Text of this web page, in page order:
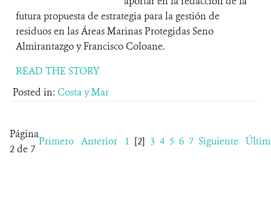
futura propuesta de estrategia para la gestión de
residuos en las Áreas Marinas Protegidas Seno
Almirantazgo y Francisco Coloane.
READ THE STORY
Posted in: Costa y Mar
Página
2 de 7
Primero Anterior 1 [2] 3 4 5 6 7 Siguiente